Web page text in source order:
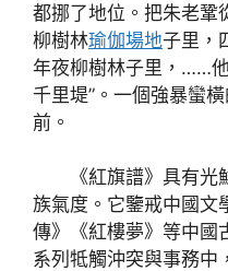
都挪了地位。把朱老鞏
柳樹林瑜伽場地子里，
年夜柳樹林子里，……
千里堤”。一個強暴蠻
前。
《紅旗譜》具有
族氣度。它鑒戒中國文
傳》《紅樓夢》等中國
系列牴觸沖突與事務中